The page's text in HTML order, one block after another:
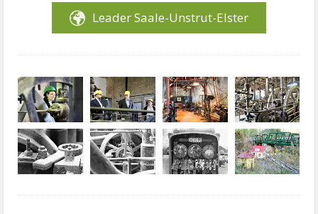
Leader Saale-Unstrut-Elster